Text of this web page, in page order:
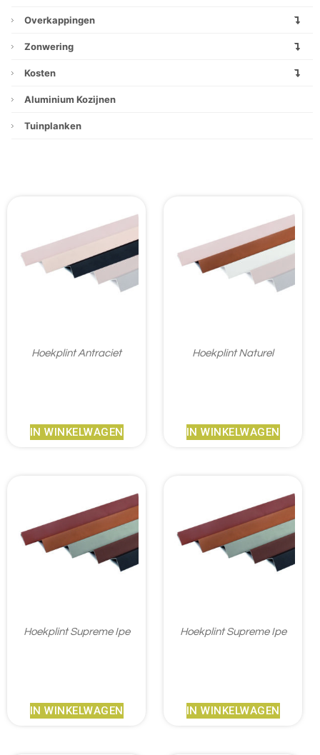
Overkappingen
Zonwering
Kosten
Aluminium Kozijnen
Tuinplanken
Hoekplint Antraciet
IN WINKELWAGEN
Hoekplint Naturel
IN WINKELWAGEN
Hoekplint Supreme Ipe
IN WINKELWAGEN
Hoekplint Supreme Ipe
IN WINKELWAGEN